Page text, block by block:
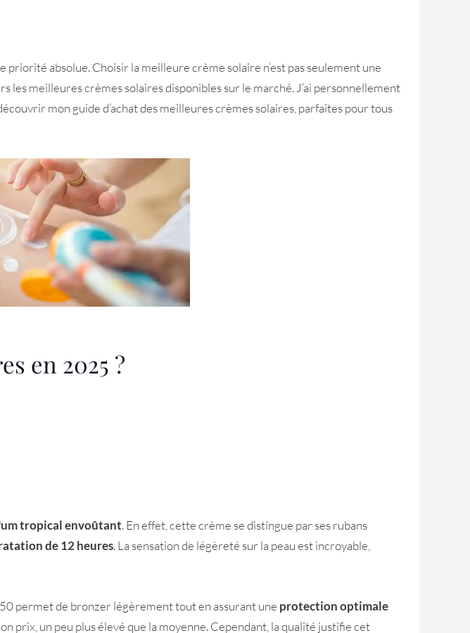
absolue. Choisir la meilleure crème solaire n’est pas seulement une
les meilleures crèmes solaires disponibles sur le marché. J’ai personnellement
mon guide d’achat des meilleures crèmes solaires, parfaites pour tous
en 2025 ?
tropical envoûtant. En effet, cette crème se distingue par ses rubans
de 12 heures. La sensation de légèreté sur la peau est incroyable,
permet de bronzer légèrement tout en assurant une protection optimale
prix, un peu plus élevé que la moyenne. Cependant, la qualité justifie cet